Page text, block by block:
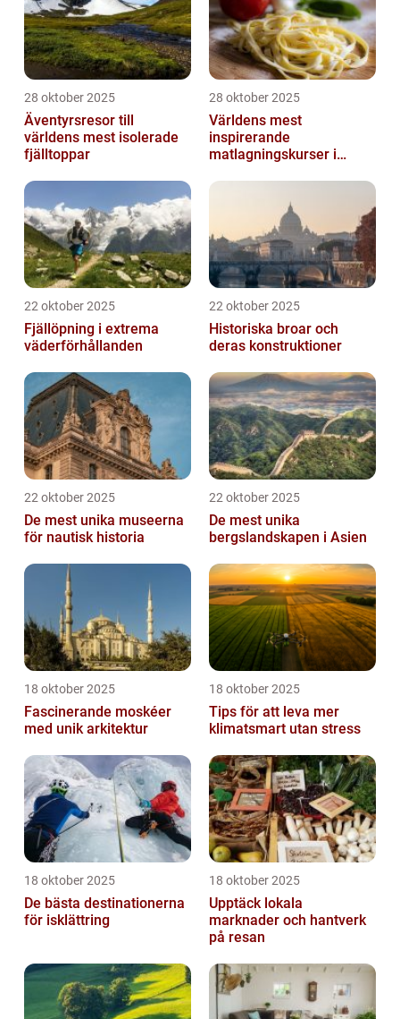
28 oktober 2025
Äventyrsresor till
världens mest isolerade
fjälltoppar
28 oktober 2025
Världens mest
inspirerande
matlagningskurser i
22 oktober 2025
Fjällöpning i extrema
väderförhållanden
22 oktober 2025
Historiska broar och
deras konstruktioner
22 oktober 2025
De mest unika museerna
för nautisk historia
22 oktober 2025
De mest unika
bergslandskapen i Asien
18 oktober 2025
Fascinerande moskéer
med unik arkitektur
18 oktober 2025
Tips för att leva mer
klimatsmart utan stress
18 oktober 2025
De bästa destinationerna
för isklättring
18 oktober 2025
Upptäck lokala
marknader och hantverk
på resan